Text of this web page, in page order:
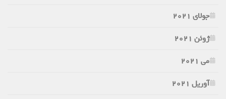
جولای 2021
ژوئن 2021
می 2021
آوریل 2021